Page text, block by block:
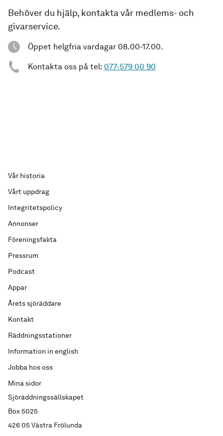
Behöver du hjälp, kontakta vår medlems- och
givarservice.
Öppet helgfria vardagar 08.00-17.00.
Kontakta oss på tel: 077-579 00 90
Sjöräddningssällskapet
Box 5025
426 05 Västra Frölunda
Vår historia
Vårt uppdrag
Integritetspolicy
Annonser
Föreningsfakta
Pressrum
Podcast
Appar
Årets sjöräddare
Kontakt
Räddningsstationer
Information in english
Jobba hos oss
Mina sidor